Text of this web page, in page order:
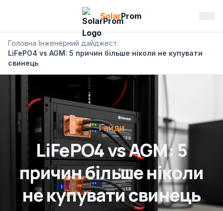
SolarProm
Головна/Інженерний дайджест/
LiFePO4 vs AGM: 5 причин більше ніколи не купувати
свинець
Гайди
LiFePO4 vs AGM: 5
причин більше ніколи
не купувати свинець